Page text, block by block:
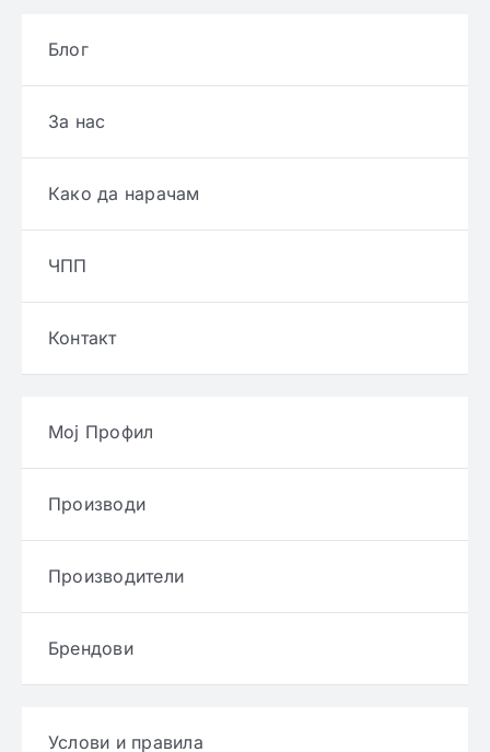
Блог
За нас
Како да нарачам
ЧПП
Контакт
Мој Профил
Производи
Производители
Брендови
Услови и правила